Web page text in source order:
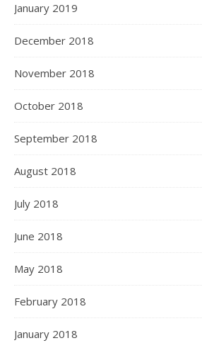
January 2019
December 2018
November 2018
October 2018
September 2018
August 2018
July 2018
June 2018
May 2018
February 2018
January 2018